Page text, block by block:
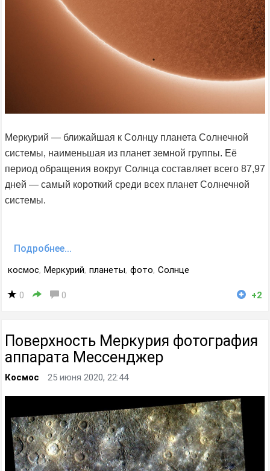
Меркурий — ближайшая к Солнцу планета Солнечной
системы, наименьшая из планет земной группы. Её
период обращения вокруг Солнца составляет всего 87,97
дней — самый короткий среди всех планет Солнечной
системы.
Подробнее...
космос, Меркурий, планеты, фото, Солнце
0 0 +2
Поверхность Меркурия фотография
аппарата Мессенджер
Космос 25 июня 2020, 22:44